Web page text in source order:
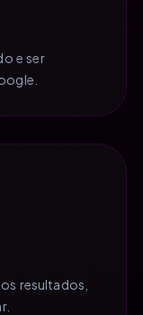
e ser
resultados,